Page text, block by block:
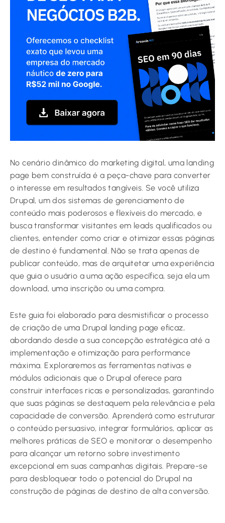
No cenário dinâmico do marketing digital, uma landing
page bem construída é a peça-chave para converter
o interesse em resultados tangíveis. Se você utiliza
Drupal, um dos sistemas de gerenciamento de
conteúdo mais poderosos e flexíveis do mercado, e
busca transformar visitantes em leads qualificados ou
clientes, entender como criar e otimizar essas páginas
de destino é fundamental. Não se trata apenas de
publicar conteúdo, mas de arquitetar uma experiência
que guia o usuário a uma ação específica, seja ela um
download, uma inscrição ou uma compra.
Este guia foi elaborado para desmistificar o processo
de criação de uma Drupal landing page eficaz,
abordando desde a sua concepção estratégica até a
implementação e otimização para performance
máxima. Exploraremos as ferramentas nativas e
módulos adicionais que o Drupal oferece para
construir interfaces ricas e personalizadas, garantindo
que suas páginas se destaquem pela relevância e pela
capacidade de conversão. Aprenderá como estruturar
o conteúdo persuasivo, integrar formulários, aplicar as
melhores práticas de SEO e monitorar o desempenho
para alcançar um retorno sobre investimento
excepcional em suas campanhas digitais. Prepare-se
para desbloquear todo o potencial do Drupal na
construção de páginas de destino de alta conversão.